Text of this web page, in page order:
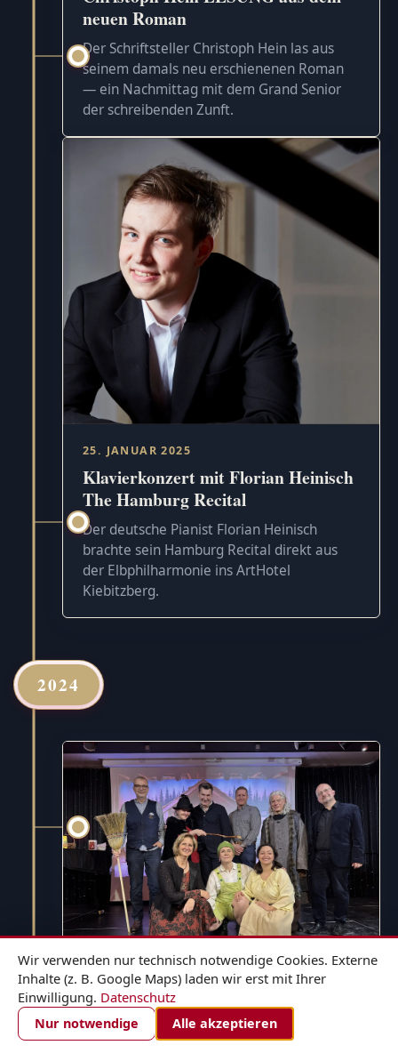
neuen Roman
Der Schriftsteller Christoph Hein las aus
seinem damals neu erschienenen Roman
— ein Nachmittag mit dem Grand Senior
der schreibenden Zunft.
25. JANUAR 2025
Klavierkonzert mit Florian Heinisch
The Hamburg Recital
Der deutsche Pianist Florian Heinisch
brachte sein Hamburg Recital direkt aus
der Elbphilharmonie ins ArtHotel
Kiebitzberg.
2024
1. DEZEMBER 2024
Hänsel und Gretel - für die ganze
ZIMMER BUCHEN
Wir verwenden nur technisch notwendige Cookies. Externe
Inhalte (z. B. Google Maps) laden wir erst mit Ihrer
Einwilligung. Datenschutz
Nur notwendige Alle akzeptieren